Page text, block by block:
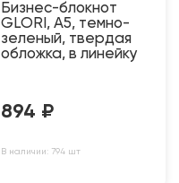
Бизнес-блокнот
GLORI, A5, темно-
зеленый, твердая
обложка, в линейку
894 ₽
В наличии: 794 шт